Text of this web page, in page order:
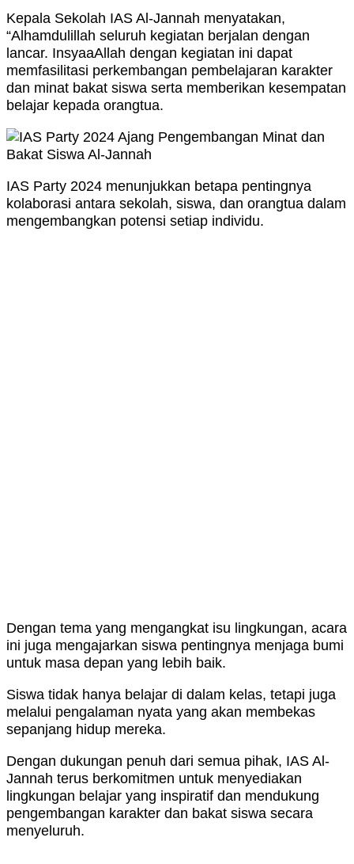
Kepala Sekolah IAS Al-Jannah menyatakan,
“Alhamdulillah seluruh kegiatan berjalan dengan
lancar. InsyaaAllah dengan kegiatan ini dapat
memfasilitasi perkembangan pembelajaran karakter
dan minat bakat siswa serta memberikan kesempatan
belajar kepada orangtua.
IAS Party 2024 menunjukkan betapa pentingnya
kolaborasi antara sekolah, siswa, dan orangtua dalam
mengembangkan potensi setiap individu.
Dengan tema yang mengangkat isu lingkungan, acara
ini juga mengajarkan siswa pentingnya menjaga bumi
untuk masa depan yang lebih baik.
Siswa tidak hanya belajar di dalam kelas, tetapi juga
melalui pengalaman nyata yang akan membekas
sepanjang hidup mereka.
Dengan dukungan penuh dari semua pihak, IAS Al-
Jannah terus berkomitmen untuk menyediakan
lingkungan belajar yang inspiratif dan mendukung
pengembangan karakter dan bakat siswa secara
menyeluruh.